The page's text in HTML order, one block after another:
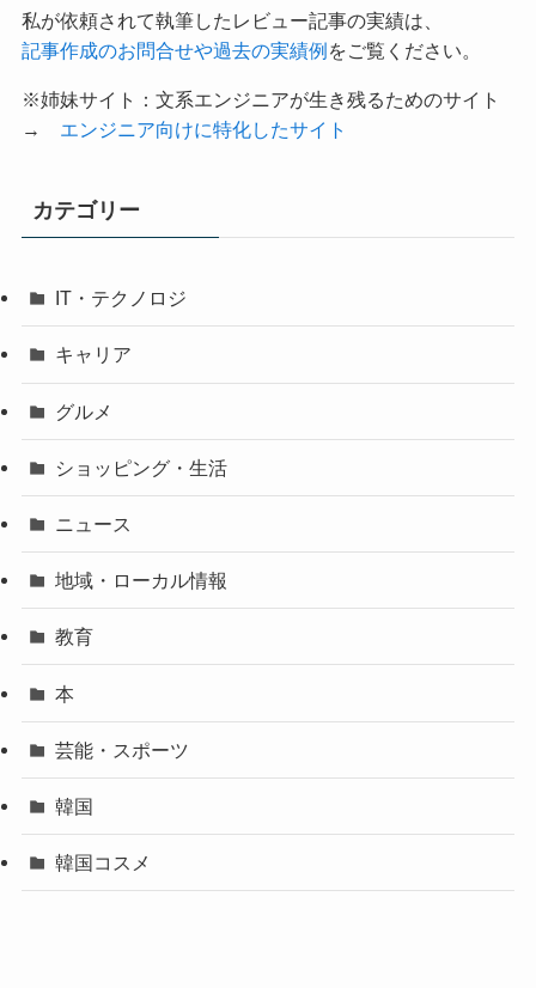
私が依頼されて執筆したレビュー記事の実績は、
記事作成のお問合せや過去の実績例をご覧ください。
※姉妹サイト：文系エンジニアが生き残るためのサイト
→ エンジニア向けに特化したサイト
カテゴリー
IT・テクノロジ
キャリア
グルメ
ショッピング・生活
ニュース
地域・ローカル情報
教育
本
芸能・スポーツ
韓国
韓国コスメ